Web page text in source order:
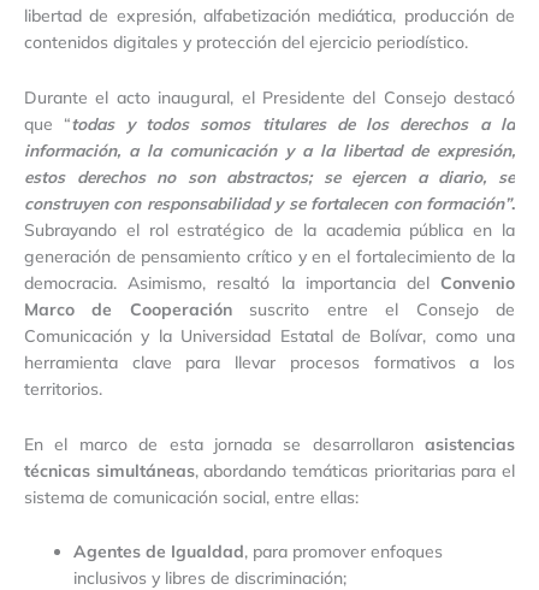
libertad de expresión, alfabetización mediática, producción de
contenidos digitales y protección del ejercicio periodístico.
Durante el acto inaugural, el Presidente del Consejo destacó
que “todas y todos somos titulares de los derechos a la
información, a la comunicación y a la libertad de expresión,
estos derechos no son abstractos; se ejercen a diario, se
construyen con responsabilidad y se fortalecen con formación”.
Subrayando el rol estratégico de la academia pública en la
generación de pensamiento crítico y en el fortalecimiento de la
democracia. Asimismo, resaltó la importancia del Convenio
Marco de Cooperaciónsuscrito entre el Consejo de
Comunicación y la Universidad Estatal de Bolívar, como una
herramienta clave para llevar procesos formativos a los
territorios.
En el marco de esta jornada se desarrollaron asistencias
técnicas simultáneas, abordando temáticas prioritarias para el
sistema de comunicación social, entre ellas:
Agentes de Igualdad, para promover enfoques
inclusivos y libres de discriminación;